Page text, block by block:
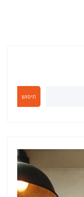
חיפוש